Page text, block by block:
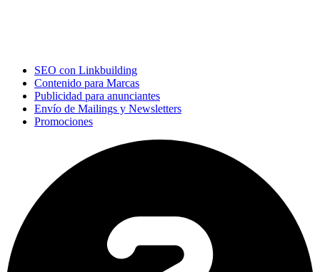
SEO con Linkbuilding
Contenido para Marcas
Publicidad para anunciantes
Envío de Mailings y Newsletters
Promociones